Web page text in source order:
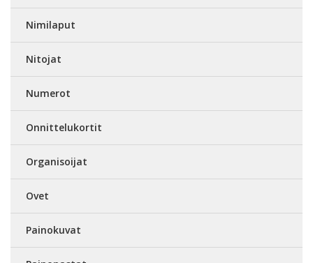
Nimilaput
Nitojat
Numerot
Onnittelukortit
Organisoijat
Ovet
Painokuvat